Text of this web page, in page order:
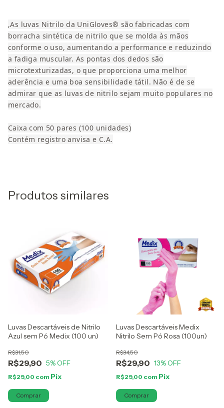
,As luvas Nitrilo da UniGloves® são fabricadas com
borracha sintética de nitrilo que se molda às mãos
conforme o uso, aumentando a performance e reduzindo
a fadiga muscular. As pontas dos dedos são
microtexturizadas, o que proporciona uma melhor
aderência e uma boa sensibilidade tátil. Não é de se
admirar que as luvas de nitrilo sejam muito populares no
mercado.
Caixa com 50 pares (100 unidades)
Contém registro anvisa e C.A.
Produtos similares
Luvas Descartáveis de Nitrilo
Azul sem Pó Medix (100 un)
R$29,90
R$31,50
5% OFF
R$29,00 com
Comprar
Luvas Descartáveis Medix
Nitrilo Sem Pó Rosa (100un)
R$29,90
R$34,50
13% OFF
R$29,00 com
Comprar